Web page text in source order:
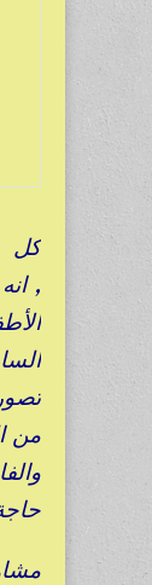
كل
,
من